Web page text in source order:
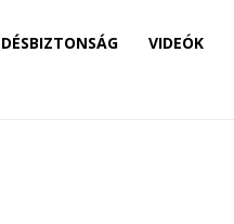
VIDEÓK